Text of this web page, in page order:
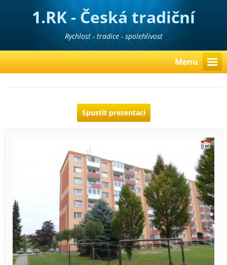
1.RK - Česká tradiční
realitní kancelář
Rychlost - tradice - spolehlivost
Menu
Spustit prezentaci